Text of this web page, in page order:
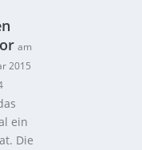
am
2015
ein
Die